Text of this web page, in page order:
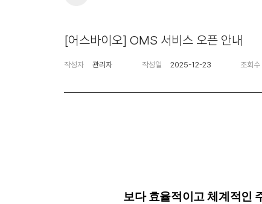
[어스바이오] OMS 서비스 오픈 안내
작성자 관리자 작성일 2025-12-23 조회수
보다 효율적이고 체계적인